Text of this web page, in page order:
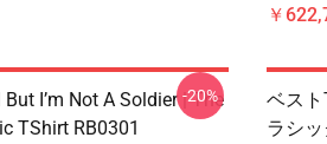
￥
But I’m Not A Soldier | The
TShirt RB0301
-20%
ベスト
ラシ